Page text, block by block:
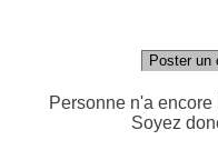
Poster un
Personne n'a
Soyez